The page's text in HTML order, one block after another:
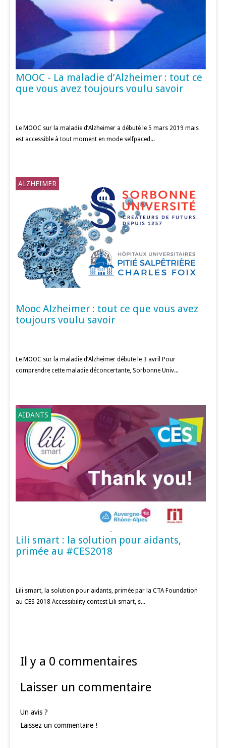
MOOC - La maladie d’Alzheimer : tout ce
que vous avez toujours voulu savoir
Le MOOC sur la maladie d’Alzheimer a débuté le 5 mars 2019 mais
est accessible à tout moment en mode selfpaced...
ALZHEIMER
Mooc Alzheimer : tout ce que vous avez
toujours voulu savoir
Le MOOC sur la maladie d’Alzheimer débute le 3 avril Pour
comprendre cette maladie déconcertante, Sorbonne Univ...
AIDANTS
Lili smart : la solution pour aidants,
primée au #CES2018
Lili smart, la solution pour aidants, primée par la CTA Foundation
au CES 2018 Accessibility contest Lili smart, s...
Il y a 0 commentaires
Laisser un commentaire
Un avis ?
Laissez un commentaire !